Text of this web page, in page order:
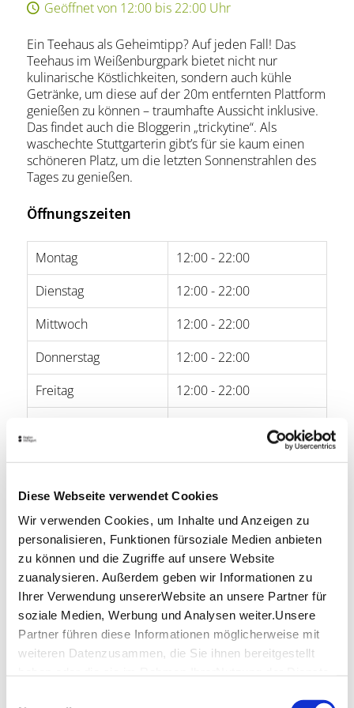
Diese Webseite verwendet Cookies
Wir verwenden Cookies, um Inhalte und Anzeigen zu
personalisieren, Funktionen fürsoziale Medien anbieten
zu können und die Zugriffe auf unsere Website
zuanalysieren. Außerdem geben wir Informationen zu
Ihrer Verwendung unsererWebsite an unsere Partner für
soziale Medien, Werbung und Analysen weiter.Unsere
Partner führen diese Informationen möglicherweise mit
weiteren Datenzusammen, die Sie ihnen bereitgestellt
Geöffnet von 12:00 bis 22:00 Uhr
Ein Teehaus als Geheimtipp? Auf jeden Fall! Das
Teehaus im Weißenburgpark bietet nicht nur
kulinarische Köstlichkeiten, sondern auch kühle
Getränke, um diese auf der 20m entfernten Plattform
genießen zu können – traumhafte Aussicht inklusive.
Das findet auch die Bloggerin „trickytine“. Als
waschechte Stuttgarterin gibt’s für sie kaum einen
schöneren Platz, um die letzten Sonnenstrahlen des
Tages zu genießen.
Öffnungszeiten
Montag
12:00 - 22:00
Dienstag
12:00 - 22:00
Mittwoch
12:00 - 22:00
Donnerstag
12:00 - 22:00
Freitag
12:00 - 22:00
Öffnungszeiten von Google
Lage & Kontakt
Teehaus
Hohenheimer Str. 119
70184 Stuttgart
Telefon:0711/236 73 60
Website:www.teehaus-stuttgart.de